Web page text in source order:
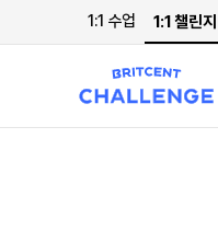
1:1 수업 1:1 챌린지